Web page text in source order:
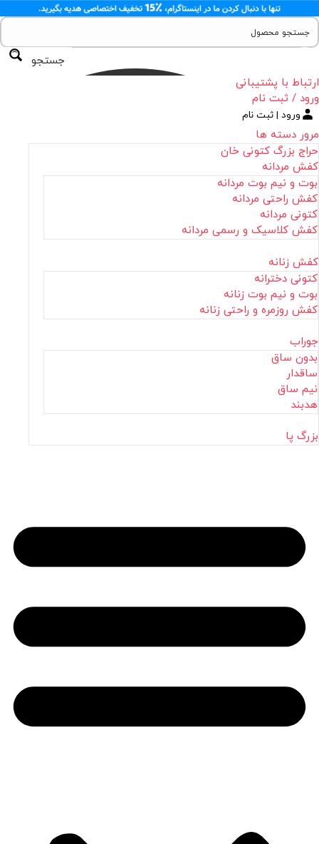
جستجو
ارتباط با پشتیبانی
ورود / ثبت نام
ورود | ثبت نام
مرور دسته ها
حراج بزرگ کتونی خان
کفش مردانه
بوت و نیم بوت مردانه
کفش راحتی مردانه
کتونی مردانه
کفش کلاسیک و رسمی مردانه
کفش زنانه
کتونی دخترانه
بوت و نیم بوت زنانه
کفش روزمره و راحتی زنانه
جوراب
بدون ساق
ساقدار
نیم ساق
هدبند
بزرگ پا